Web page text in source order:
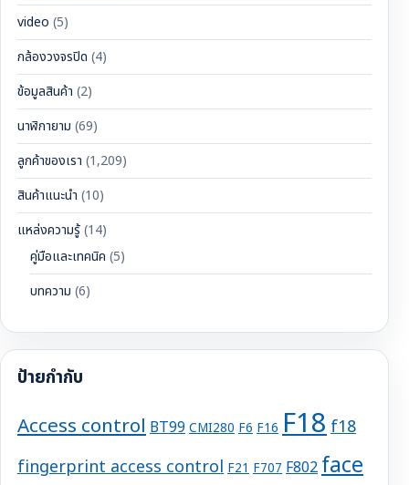
video (5)
กล้องวงจรปิด (4)
ข้อมูลสินค้า (2)
นาฬิกายาม (69)
ลูกค้าของเรา (1,209)
สินค้าแนะนำ (10)
แหล่งความรู้(14)
คู่มือและเทคนิค (5)
บทความ (6)
ป้ายกำกับ
Access control BT99 CMI280 F6 F16 F18f18
fingerprint access control F21 F707 F802face